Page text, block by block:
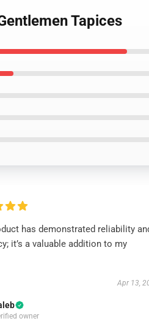
Tapices
has demonstrated reliability
it’s a valuable addition to my
Apr 13,
owner